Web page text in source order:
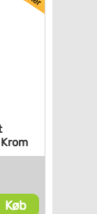
Krom
Køb